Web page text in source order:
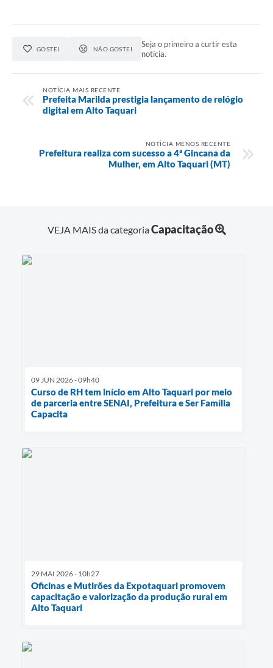
GOSTEI NÃO GOSTEI
Seja o primeiro a curtir esta
notícia.
NOTÍCIA MAIS RECENTE
Prefeita Marilda prestigia lançamento de relógio
digital em Alto Taquari
NOTÍCIA MENOS RECENTE
Prefeitura realiza com sucesso a 4ª Gincana da
Mulher, em Alto Taquari (MT)
VEJA MAIS da categoriaCapacitação
09 JUN 2026 - 09h40
Curso de RH tem início em Alto Taquari por meio
de parceria entre SENAI, Prefeitura e Ser Família
Capacita
29 MAI 2026 - 10h27
Oficinas e Mutirões da Expotaquari promovem
capacitação e valorização da produção rural em
Alto Taquari